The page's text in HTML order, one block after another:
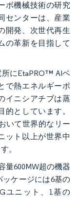
ボ機械技術の研究
センターは、産業
開発、次世代再生
の革新を目指して
所にEtaPRO™ AIベ
で熱エネルギーポ
イニシアチブは蒸
としています。
いて世界的なリー
ット以上が世界中
。
量600MW超の機器
ケージには6基の
ユニット、1基の